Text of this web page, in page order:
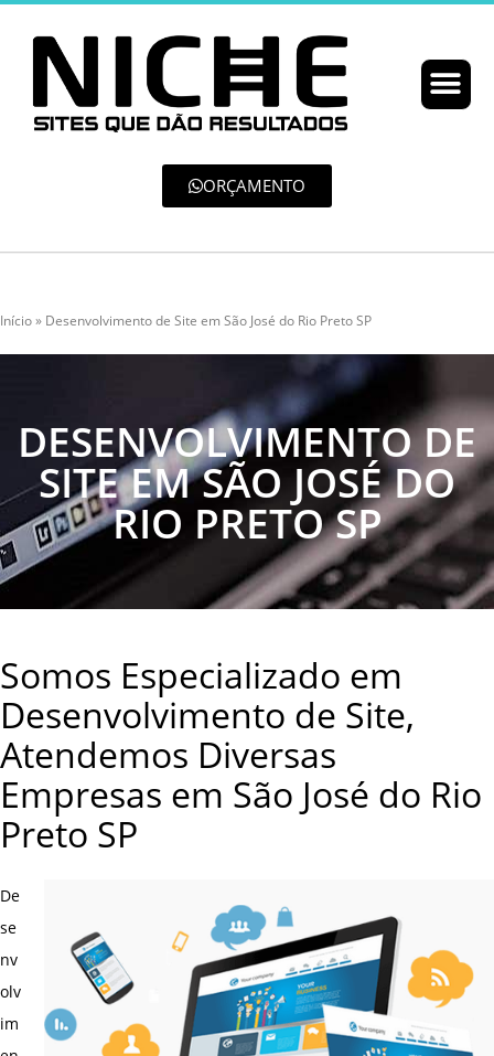
ORÇAMENTO
Início» Desenvolvimento de Site em São José do Rio Preto SP
DESENVOLVIMENTO DE
SITE EM SÃO JOSÉ DO
RIO PRETO SP
Somos Especializado em
Desenvolvimento de Site,
Atendemos Diversas
Empresas em São José do Rio
Preto SP
De
se
nv
olv
im